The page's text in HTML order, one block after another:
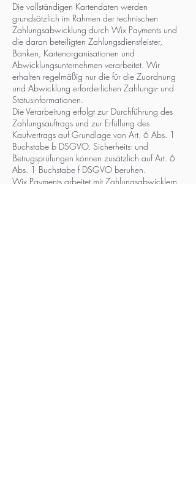
Die vollständigen Kartendaten werden
grundsätzlich im Rahmen der technischen
Zahlungsabwicklung durch Wix Payments und
die daran beteiligten Zahlungsdienstleister,
Banken, Kartenorganisationen und
Abwicklungsunternehmen verarbeitet. Wir
erhalten regelmäßig nur die für die Zuordnung
und Abwicklung erforderlichen Zahlungs- und
Statusinformationen.
Die Verarbeitung erfolgt zur Durchführung des
Zahlungsauftrags und zur Erfüllung des
Kaufvertrags auf Grundlage von Art. 6 Abs. 1
Buchstabe b DSGVO. Sicherheits- und
Betrugsprüfungen können zusätzlich auf Art. 6
Abs. 1 Buchstabe f DSGVO beruhen.
Wix Payments arbeitet mit Zahlungsabwicklern,